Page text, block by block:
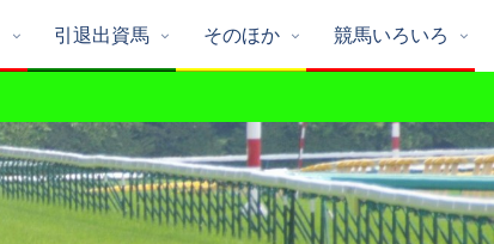
引退出資馬 そのほか 競馬いろいろ